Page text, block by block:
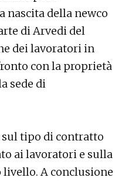
nascita della newco
di Arvedi del
dei lavoratori in
con la proprietà
sede di
tipo di contratto
ai lavoratori e sulla
A conclusione